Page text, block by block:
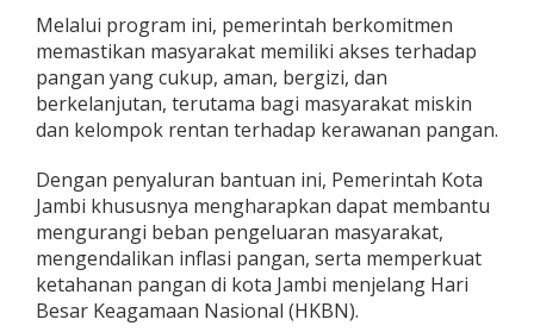
Melalui program ini, pemerintah berkomitmen
memastikan masyarakat memiliki akses terhadap
pangan yang cukup, aman, bergizi, dan
berkelanjutan, terutama bagi masyarakat miskin
dan kelompok rentan terhadap kerawanan pangan.
Dengan penyaluran bantuan ini, Pemerintah Kota
Jambi khususnya mengharapkan dapat membantu
mengurangi beban pengeluaran masyarakat,
mengendalikan inflasi pangan, serta memperkuat
ketahanan pangan di kota Jambi menjelang Hari
Besar Keagamaan Nasional (HKBN).